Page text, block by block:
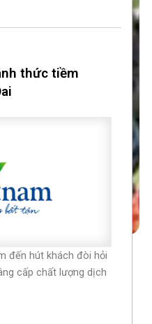
thức tiềm
đến hút khách đòi hỏi
cấp chất lượng dịch